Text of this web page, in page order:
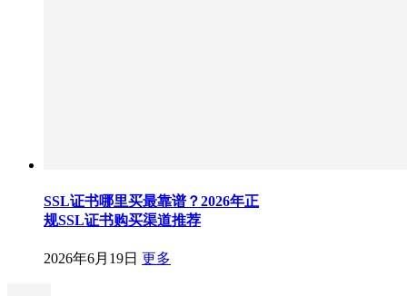
SSL证书哪里买最靠谱？2026年正
规SSL证书购买渠道推荐
2026年6月19日 更多